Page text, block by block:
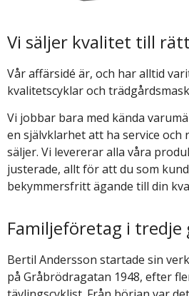
Vi säljer kvalitet till
Vår affärsidé är, och har alltid
kvalitetscyklar och
Vi jobbar bara med kända
en självklarhet att ha service och
säljer. Vi levererar alla våra
justerade, allt för att du som
bekymmersfritt ägande till din
Familjeföretag i tredje
Bertil Andersson startade sin
på Gråbrödragatan 1948, efter